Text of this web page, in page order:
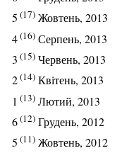
5 (17) Жовтень, 2013
4(16) Серпень, 2013
3 (15) Червень, 2013
2(14) Квітень, 2013
1 (13) Лютий, 2013
6(12) Грудень, 2012
5 (11) Жовтень, 2012